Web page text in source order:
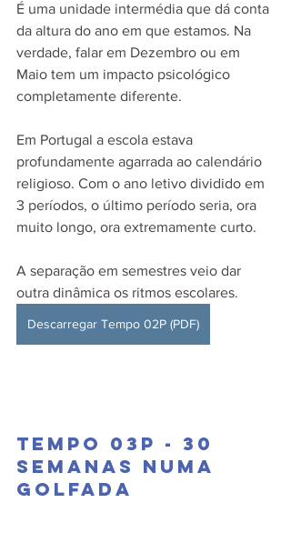
É uma unidade intermédia que dá conta
da altura do ano em que estamos. Na
verdade, falar em Dezembro ou em
Maio tem um impacto psicológico
completamente diferente.
Em Portugal a escola estava
profundamente agarrada ao calendário
religioso. Com o ano letivo dividido em
3 períodos, o último período seria, ora
muito longo, ora extremamente curto.
A separação em semestres veio dar
outra dinâmica os ritmos escolares.
Descarregar Tempo 02P (PDF)
Tempo 03P - 30
semanas numa
golfada